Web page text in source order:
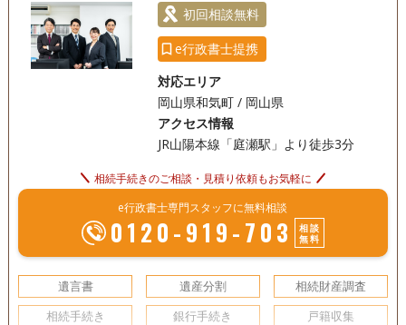
電話相談可 訪問可 土日相談可 初回相談無料
18時以降相談可
初回相談無料
e行政書士提携
対応エリア
岡山県和気町 / 岡山県
アクセス情報
JR山陽本線「庭瀬駅」より徒歩3分
相続手続きのご相談・見積り依頼もお気軽に
e行政書士専門スタッフに無料相談
0120-919-703
相談
無料
遺言書 遺産分割
相続財産調査
相続手続き
銀行手続き
戸籍収集